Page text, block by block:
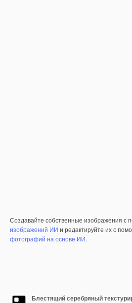
Создавайте собственные изображения с
изображений ИИ и редактируйте их с
фотографий на основе ИИ.
Блестящий серебряный